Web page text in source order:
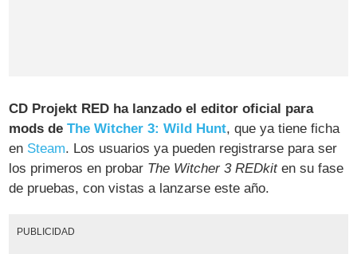
CD Projekt RED ha lanzado el editor oficial para
mods deThe Witcher 3: Wild Hunt, que ya tiene ficha
en Steam. Los usuarios ya pueden registrarse para ser
los primeros en probar The Witcher 3 REDkiten su fase
de pruebas, con vistas a lanzarse este año.
PUBLICIDAD